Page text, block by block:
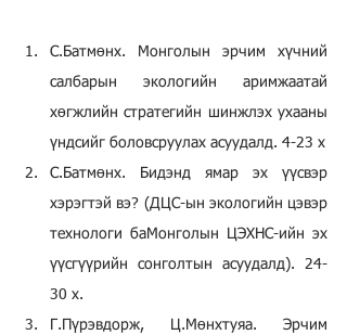
С.Батмөнх. Монголын эрчим хүчний
салбарын экологийн аримжаатай
хөгжлийн стратегийн шинжлэх ухааны
үндсийг боловсруулах асуудалд. 4-23 х
С.Батмөнх. Бидэнд ямар эх үүсвэр
хэрэгтэй вэ? (ДЦС-ын экологийн цэвэр
технологи баМонголын ЦЭХНС-ийн эх
үүсгүүрийн сонголтын асуудалд). 24-
30 х.
Г.Пүрэвдорж, Ц.Мөнхтуяа. Эрчим